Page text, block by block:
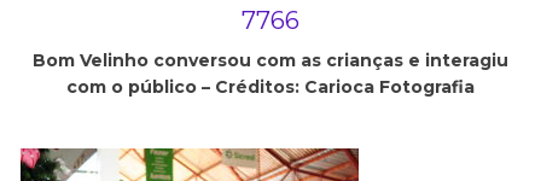
7766
Bom Velinho conversou com as crianças e interagiu
com o público – Créditos: Carioca Fotografia